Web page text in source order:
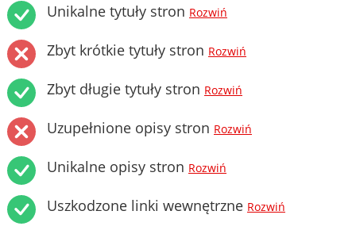
Unikalne tytuły stron Rozwiń
Zbyt krótkie tytuły stron Rozwiń
Zbyt długie tytuły stron Rozwiń
Uzupełnione opisy stron Rozwiń
Unikalne opisy stron Rozwiń
Uszkodzone linki wewnętrzne Rozwiń